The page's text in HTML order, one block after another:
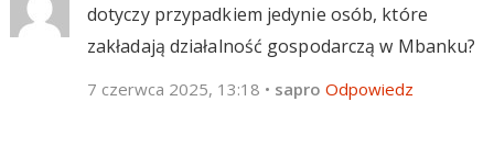
dotyczy przypadkiem jedynie osób, które
zakładają działalność gospodarczą w Mbanku?
7 czerwca 2025, 13:18 • sapro Odpowiedz